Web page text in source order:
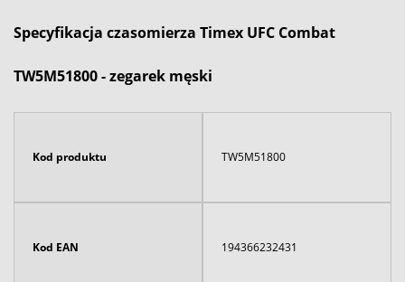
Specyfikacja czasomierza Timex UFC Combat
TW5M51800 - zegarek męski
Kod produktu TW5M51800
Kod EAN 194366232431